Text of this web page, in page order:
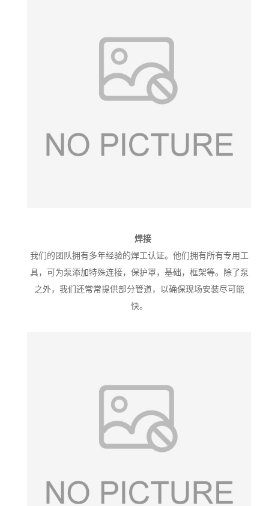
焊接
我们的团队拥有多年经验的焊工认证。他们拥有所有专用工
具，可为泵添加特殊连接，保护罩，基础，框架等。除了泵
之外，我们还常常提供部分管道，以确保现场安装尽可能
快。